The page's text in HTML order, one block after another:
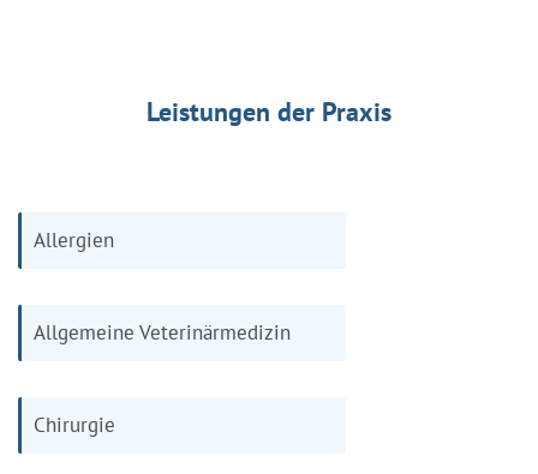
Leistungen der Praxis
Allergien
Allgemeine Veterinärmedizin
Chirurgie